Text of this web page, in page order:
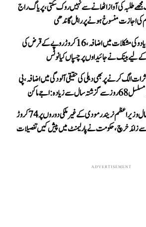
طلبہ کی آواز اٹھانے سے نہیں روک سکتی، پریاگ راج
کی اجازت منسوخ ہونے پر راہل گاندھی
راجپال یادو کی مشکلات میں اضافہ، 16 کروڑ روپے کے قرض کی
لیے بینک نے جائیداوں پر چسپاں کیا نوٹس
الگ کرنے پر بھی دہلی کی حقیقی آلودگی میں اضافہ، پی
رواں سال وزیر اعظم نریندر مودی کے غیر ملکی دوروں پر 74 کروڑ
زائد خرچ، حکومت نے پارلیمنٹ میں پیش کیں تفصیلات
ADVERTISEMENT